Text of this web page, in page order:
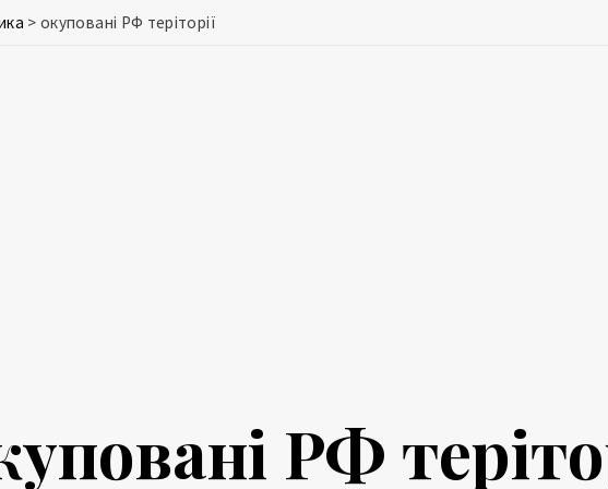
> окуповані РФ теріторії
РФ